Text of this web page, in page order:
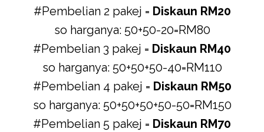
#Pembelian 2 pakej = Diskaun RM20
so harganya: 50+50-20=RM80
#Pembelian 3 pakej = Diskaun RM40
so harganya: 50+50+50-40=RM110
#Pembelian 4 pakej = Diskaun RM50
so harganya: 50+50+50+50-50=RM150
#Pembelian 5 pakej = Diskaun RM70